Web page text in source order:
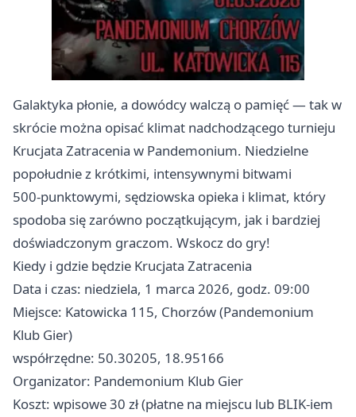
Galaktyka płonie, a dowódcy walczą o pamięć — tak w
skrócie można opisać klimat nadchodzącego turnieju
Krucjata Zatracenia w Pandemonium. Niedzielne
popołudnie z krótkimi, intensywnymi bitwami
500‑punktowymi, sędziowska opieka i klimat, który
spodoba się zarówno początkującym, jak i bardziej
doświadczonym graczom. Wskocz do gry!
Kiedy i gdzie będzie Krucjata Zatracenia
Data i czas: niedziela, 1 marca 2026, godz. 09:00
Miejsce: Katowicka 115, Chorzów (Pandemonium
Klub Gier)
współrzędne: 50.30205, 18.95166
Organizator: Pandemonium Klub Gier
Koszt: wpisowe 30 zł (płatne na miejscu lub BLIK‑iem